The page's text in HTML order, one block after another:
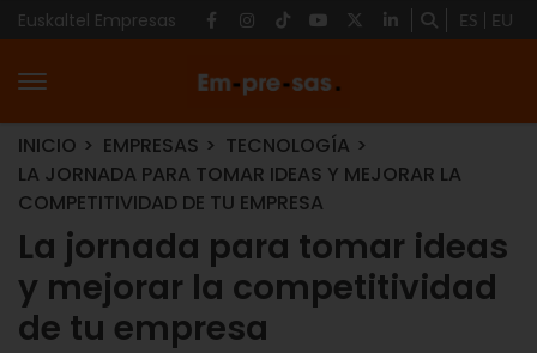
Euskaltel Empresas ES EU
INICIO EMPRESAS
TECNOLOGÍA
LA JORNADA PARA TOMAR IDEAS Y MEJORAR LA
COMPETITIVIDAD DE TU EMPRESA
La jornada para tomar ideas
y mejorar la competitividad
de tu empresa